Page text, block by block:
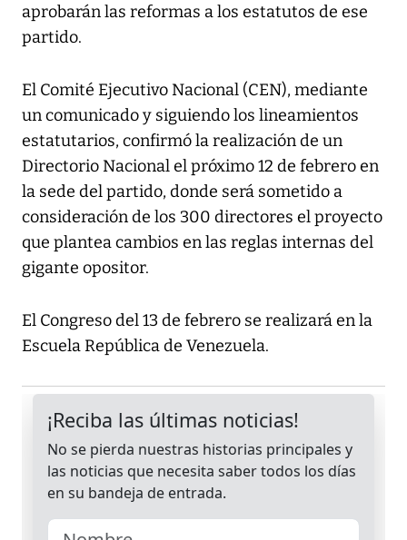
aprobarán las reformas a los estatutos de ese
partido.
El Comité Ejecutivo Nacional (CEN), mediante
un comunicado y siguiendo los lineamientos
estatutarios, confirmó la realización de un
Directorio Nacional el próximo 12 de febrero en
la sede del partido, donde será sometido a
consideración de los 300 directores el proyecto
que plantea cambios en las reglas internas del
gigante opositor.
El Congreso del 13 de febrero se realizará en la
Escuela República de Venezuela.